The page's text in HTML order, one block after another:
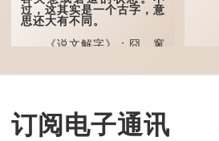
儿可高飞。
“朤朤脆脆”就是形容办
事爽快干脆。我...
过，这其实是一个古字，意
思还大有不同。
《说文解字》：囧，窻
「囱」一样都是「窗」的象
示在囧地种黍。
这个古字十分少用，直
订阅电子通讯